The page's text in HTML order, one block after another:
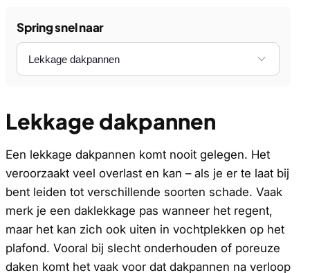
Spring snel naar
Lekkage dakpannen
Een lekkage dakpannen komt nooit gelegen. Het
veroorzaakt veel overlast en kan – als je er te laat bij
bent leiden tot verschillende soorten schade. Vaak
merk je een daklekkage pas wanneer het regent,
maar het kan zich ook uiten in vochtplekken op het
plafond. Vooral bij slecht onderhouden of poreuze
daken komt het vaak voor dat dakpannen na verloop